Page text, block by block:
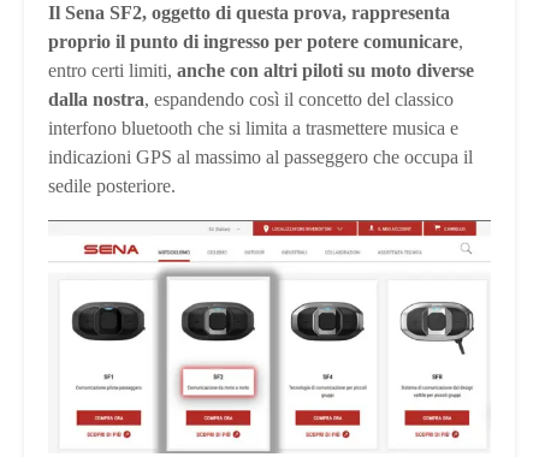
Il Sena SF2, oggetto di questa prova, rappresenta
proprio il punto di ingresso per potere comunicare,
entro certi limiti, anche con altri piloti su moto diverse
dalla nostra, espandendo così il concetto del classico
interfono bluetooth che si limita a trasmettere musica e
indicazioni GPS al massimo al passeggero che occupa il
sedile posteriore.